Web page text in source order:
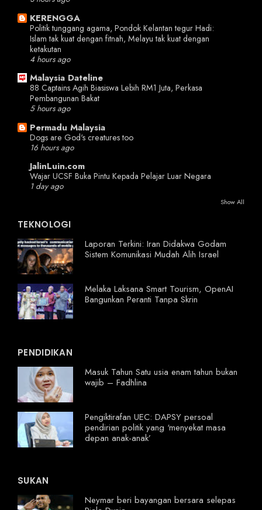
KERENGGA
Politik tunggang agama, Pondok Kelantan tegur Hadi:
Islam tak kuat dengan fitnah, Melayu tak kuat dengan
ketakutan
4 hours ago
Malaysia Dateline
88 Captains Agih Biasiswa Lebih RM1 Juta, Perkasa
Pembangunan Bakat
5 hours ago
Permadu Malaysia
Dogs are God's creatures too
16 hours ago
JalinLuin.com
Wajar UCSF Buka Pintu Kepada Pelajar Luar Negara
1 day ago
Show All
TEKNOLOGI
Laporan Terkini: Iran Didakwa Godam
Sistem Komunikasi Mudah Alih Israel
Melaka Laksana Smart Tourism, OpenAI
Bangunkan Peranti Tanpa Skrin
PENDIDIKAN
Masuk Tahun Satu usia enam tahun bukan
wajib – Fadhlina
Pengiktirafan UEC: DAPSY persoal
pendirian politik yang ‘menyekat masa
depan anak-anak’
SUKAN
Neymar beri bayangan bersara selepas